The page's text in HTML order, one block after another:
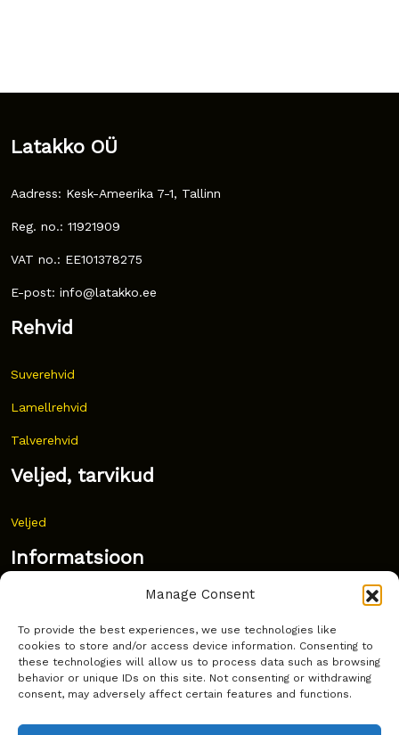
Manage Consent
To provide the best experiences, we use technologies like
cookies to store and/or access device information. Consenting to
these technologies will allow us to process data such as browsing
behavior or unique IDs on this site. Not consenting or withdrawing
consent, may adversely affect certain features and functions.
Latakko OÜ
Aadress: Kesk-Ameerika 7-1, Tallinn
Reg. no.: 11921909
VAT no.: EE101378275
E-post: info@latakko.ee
Rehvid
Suverehvid
Lamellrehvid
Talverehvid
Veljed, tarvikud
Veljed
Informatsioon
Korduma kippuvad küsimused
Kust osta?
Küpsiste poliitika